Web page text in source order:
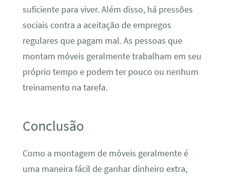
suficiente para viver. Além disso, há pressões
sociais contra a aceitação de empregos
regulares que pagam mal. As pessoas que
montam móveis geralmente trabalham em seu
próprio tempo e podem ter pouco ou nenhum
treinamento na tarefa.
Conclusão
Como a montagem de móveis geralmente é
uma maneira fácil de ganhar dinheiro extra,